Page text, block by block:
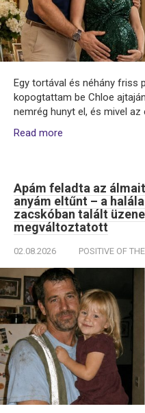
Egy tortával és néhány friss
kopogtattam be Chloe
nemrég hunyt el, és mivel
Read more
Apám feladta az
anyám eltűnt – a
zacskóban talált
megváltoztatott
02.08.2026 POSITIVE OF